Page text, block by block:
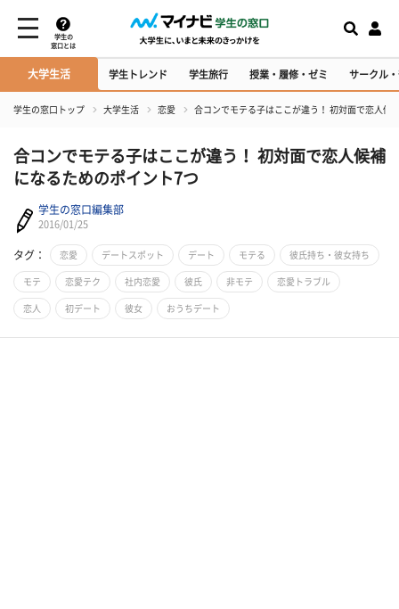
学生の
窓口とは
大学生活 学生トレンド 学生旅行 授業・履修・ゼミ サークル
学生の窓口トップ 大学生活 恋愛 合コンでモテる子はここが違う！ 初対面で恋人候
合コンでモテる子はここが違う！ 初対面で恋人候補
になるためのポイント7つ
学生の窓口編集部
2016/01/25
タグ： 恋愛 デートスポット デート モテる 彼氏持ち・彼女持ち
モテ 恋愛テク 社内恋愛 彼氏 非モテ 恋愛トラブル
恋人 初デート 彼女 おうちデート